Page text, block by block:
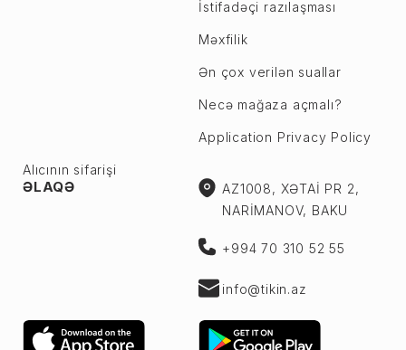
İstifadəçi razılaşması
Məxfilik
Ən çox verilən suallar
Necə mağaza açmalı?
Application Privacy Policy
Alıcının sifarişi
ƏLAQƏ
AZ1008, XƏTAİ PR 2,
NARİMANOV, BAKU
+994 70 310 52 55
info@tikin.az